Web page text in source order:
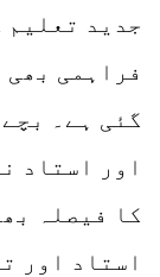
جدید تعلیم
فراہمی
گئی ہے۔
اور استاد
کا فیصلہ
استاد اور